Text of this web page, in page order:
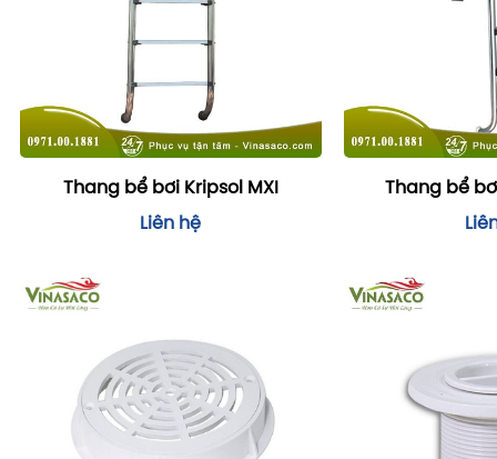
Thang bể bơi Kripsol MXI
Liên hệ
Thang bể